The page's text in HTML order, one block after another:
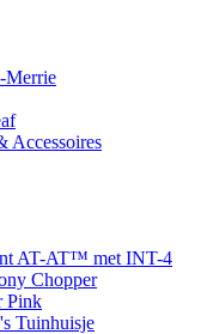
Merrie
Accessoires
AT-AT™ met INT-4
Chopper
Pink
Tuinhuisje